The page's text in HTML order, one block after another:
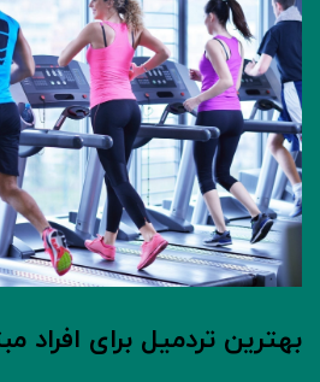
بهترین تردمیل برای افراد